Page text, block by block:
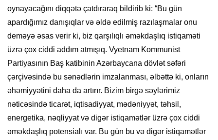
oynayacağını diqqətə çatdıraraq bildirib ki: “Bu gün
apardığımız danışıqlar və əldə edilmiş razılaşmalar onu
deməyə əsas verir ki, biz qarşılıqlı əməkdaşlıq istiqaməti
üzrə çox ciddi addım atmışıq. Vyetnam Kommunist
Partiyasının Baş katibinin Azərbaycana dövlət səfəri
çərçivəsində bu sənədlərin imzalanması, əlbəttə ki, onların
əhəmiyyətini daha da artırır. Bizim birgə səylərimiz
nəticəsində ticarət, iqtisadiyyat, mədəniyyət, təhsil,
energetika, nəqliyyat və digər istiqamətlər üzrə çox ciddi
əməkdaşlıq potensialı var. Bu gün bu və digər istiqamətlər